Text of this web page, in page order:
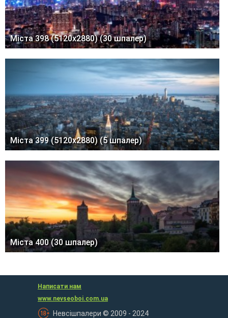
Міста 398 (5120x2880) (30 шпалер)
Міста 399 (5120x2880) (5 шпалер)
Міста 400 (30 шпалер)
Написати нам
www.nevseoboi.com.ua
Невсішпалери © 2009 - 2024